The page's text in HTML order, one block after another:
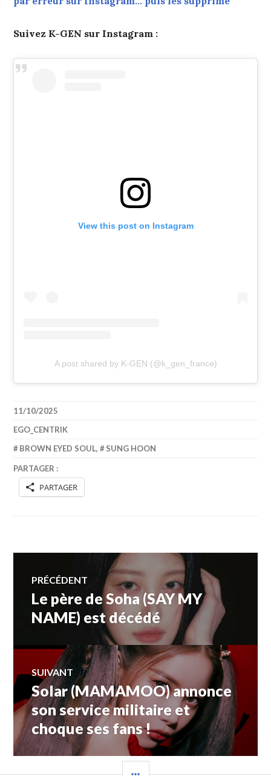
Suivez K-GEN sur Instagram :
View this post on Instagram
A post shared by K-GEN (@k_gen_france)
11/10/2025
EGO_CENTRIK
BROWN EYED SOUL, SUNG HOON
PARTAGER :
PARTAGER
Navigation
de
l’article
PRÉCÉDENT
Article
précédent :
Le père de Soha (SAY MY
NAME) est décédé
SUIVANT
Article
Suivant:
Solar (MAMAMOO) annonce
son service militaire et
choque ses fans !